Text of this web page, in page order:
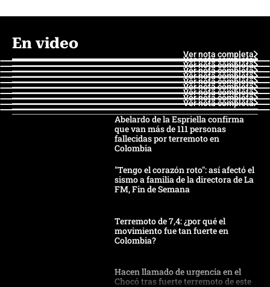
En video
Ver nota completa
Ver nota completa
Ver nota completa
Ver nota completa
Ver nota completa
Ver nota completa
Ver nota completa
Ver nota completa
Ver nota completa
Ver nota completa
Abelardo de la Espriella confirma
que van más de 111 personas
fallecidas por terremoto en
Colombia
"Tengo el corazón roto": así afectó el
sismo a familia de la directora de La
FM, Fin de Semana
Terremoto de 7,4: ¿por qué el
movimiento fue tan fuerte en
Colombia?
Hacen llamado de urgencia en el
Chocó tras fuerte terremoto de este